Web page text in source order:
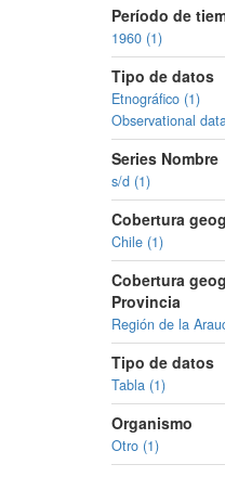
Período de
1960 (1)
Tipo de datos
Etnográfico (1)
Observational
Series Nombre
s/d (1)
Cobertura
Chile (1)
Cobertura
Provincia
Región de la
Tipo de datos
Tabla (1)
Organismo
Otro (1)